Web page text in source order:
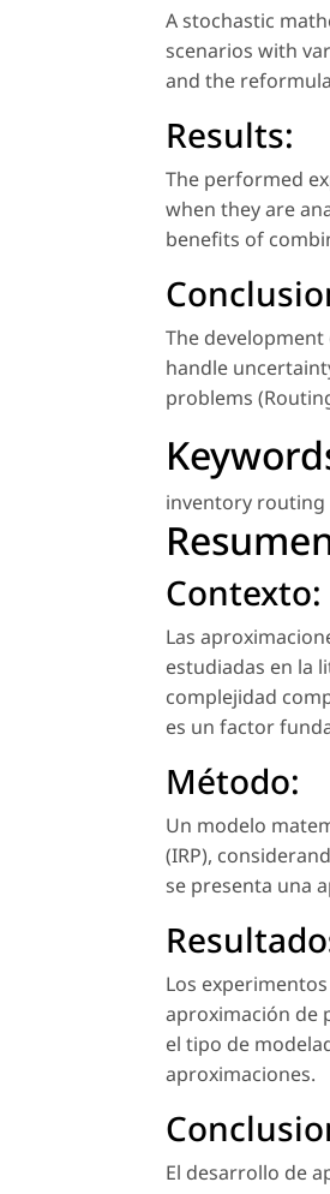
A stochastic
scenarios with
and the
Results:
The performed
when they are
benefits of
The
handle
problems
inventory
Contexto:
Las
estudiadas en la
complejidad
es un factor
Método:
Un modelo
(IRP),
se presenta una
Los
aproximación de
el tipo de
aproximaciones.
El desarrollo de